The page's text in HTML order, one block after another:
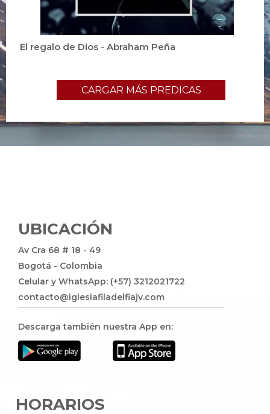
El regalo de Dios - Abraham Peña
CARGAR MÁS PREDICAS
UBICACIÓN
Av Cra 68 # 18 - 49
Bogotá - Colombia
Celular y WhatsApp: (+57) 3212021722
contacto@iglesiafiladelfiajv.com
Descarga también nuestra App en:
HORARIOS